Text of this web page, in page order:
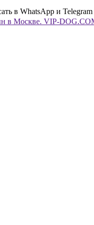
в WhatsApp и Telegram